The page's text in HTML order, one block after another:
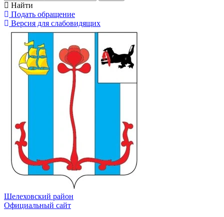
Найти
Подать обращение
Версия для слабовидящих
Шелеховский район
Официальный сайт